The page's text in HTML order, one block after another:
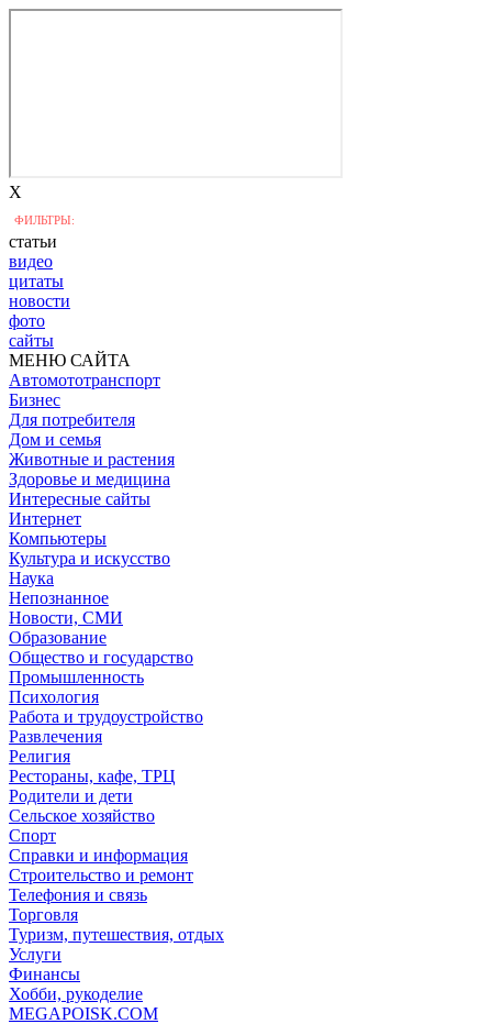
X
ФИЛЬТРЫ:
статьи
видео
цитаты
новости
фото
сайты
МЕНЮ САЙТА
Автомототранспорт
Бизнес
Для потребителя
Дом и семья
Животные и растения
Здоровье и медицина
Интересные сайты
Интернет
Компьютеры
Культура и искусство
Наука
Непознанное
Новости, СМИ
Образование
Общество и государство
Промышленность
Психология
Работа и трудоустройство
Развлечения
Религия
Рестораны, кафе, ТРЦ
Родители и дети
Сельское хозяйство
Спорт
Справки и информация
Строительство и ремонт
Телефония и связь
Торговля
Туризм, путешествия, отдых
Услуги
Финансы
Хобби, рукоделие
MEGAPOISK.COM